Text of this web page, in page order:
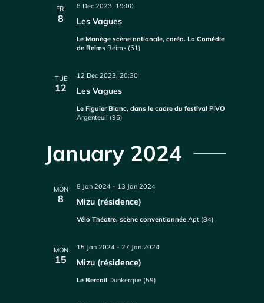
FRI
8 Les Vagues
8 Dec 2023, 19:00
Le Manège scène nationale, coréa. La Comédie
de Reims Reims (51)
TUE
12 Les Vagues
12 Dec 2023, 20:30
Le Figuier Blanc, dans le cadre du festival PIVO
Argenteuil (95)
January 2024
MON
8 Mizu (résidence)
8 Jan 2024 - 13 Jan 2024
Vélo Théatre, scène conventionnéeApt (84)
MON
15 Mizu (résidence)
15 Jan 2024 -27 Jan 2024
Le Bercail Dunkerque (59)